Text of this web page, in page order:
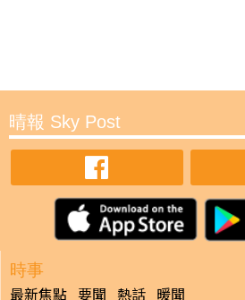
晴報 Sky Post
時事
最新焦點 要聞 熱話 暖聞